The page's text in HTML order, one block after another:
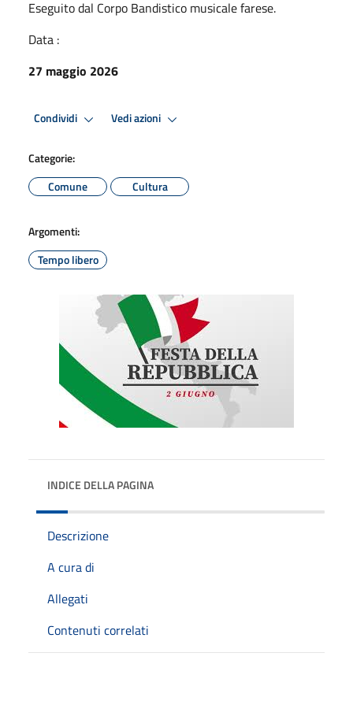
Eseguito dal Corpo Bandistico musicale farese.
Data :
27 maggio 2026
Condividi Vedi azioni
Categorie:
Comune
Cultura
Argomenti:
Tempo libero
INDICE DELLA PAGINA
Descrizione
A cura di
Allegati
Contenuti correlati